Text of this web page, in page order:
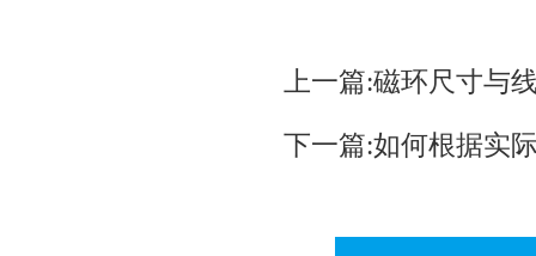
上一篇:磁环尺寸与
下一篇:如何根据实